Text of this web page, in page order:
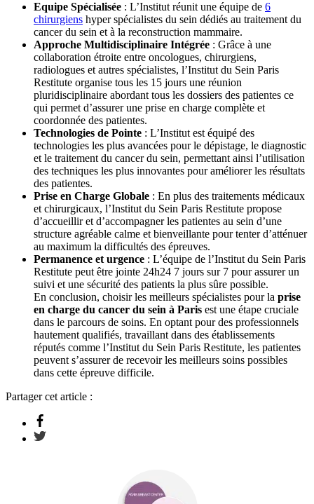
Equipe Spécialisée : L’Institut réunit une équipe de 6
chirurgiens hyper spécialistes du sein dédiés au traitement du
cancer du sein et à la reconstruction mammaire.
Approche Multidisciplinaire Intégrée : Grâce à une
collaboration étroite entre oncologues, chirurgiens,
radiologues et autres spécialistes, l’Institut du Sein Paris
Restitute organise tous les 15 jours une réunion
pluridisciplinaire abordant tous les dossiers des patientes ce
qui permet d’assurer une prise en charge complète et
coordonnée des patientes.
Technologies de Pointe : L’Institut est équipé des
technologies les plus avancées pour le dépistage, le diagnostic
et le traitement du cancer du sein, permettant ainsi l’utilisation
des techniques les plus innovantes pour améliorer les résultats
des patientes.
Prise en Charge Globale : En plus des traitements médicaux
et chirurgicaux, l’Institut du Sein Paris Restitute propose
d’accueillir et d’accompagner les patientes au sein d’une
structure agréable calme et bienveillante pour tenter d’atténuer
au maximum la difficultés des épreuves.
Permanence et urgence : L’équipe de l’Institut du Sein Paris
Restitute peut être jointe 24h24 7 jours sur 7 pour assurer un
suivi et une sécurité des patients la plus sûre possible.
En conclusion, choisir les meilleurs spécialistes pour la prise
en charge du cancer du sein à Paris est une étape cruciale
dans le parcours de soins. En optant pour des professionnels
hautement qualifiés, travaillant dans des établissements
réputés comme l’Institut du Sein Paris Restitute, les patientes
peuvent s’assurer de recevoir les meilleurs soins possibles
dans cette épreuve difficile.
Partager cet article :